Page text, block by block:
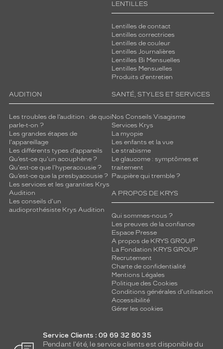
LENTILLES
Lentilles de contact
Lentilles correctrices
Lentilles de couleur
Lentilles Journalières
Lentilles Bi Mensuelles
Lentilles Mensuelles
Produits d'entretien
AUDITION
Les troubles de l’audition : de quoi
parle-t-on ?
Les grandes étapes de
l'appareillage
Les différents types d’appareils
Qu’est-ce qu'un acouphène ?
Qu'est-ce que l'hyperacousie ?
Qu’est-ce que la presbyacousie ?
Les services et les garanties Krys
Audition
Les conseils d'un
audioprothésiste Krys Audition
SANTÉ, STYLES ET SERVICES
Nos Conseils Visagisme
Services Krys
La myopie
Les enfants et la vue
Le strabisme
Le glaucome : symptômes et
traitement
Paupière qui tremble ?
A PROPOS DE KRYS
Qui sommes-nous ?
Les preuves de la confiance
Espace Presse
A propos de KRYS GROUP
La Fondation KRYS GROUP
Recrutement
Charte de confidentialité
Mentions Légales
Politique des Cookies
Conditions générales d'utilisation
Accessibilité
Gérer les cookies
Service Clients : 09 69 32 80 35
Pendant l'été, le service clients est disponible du